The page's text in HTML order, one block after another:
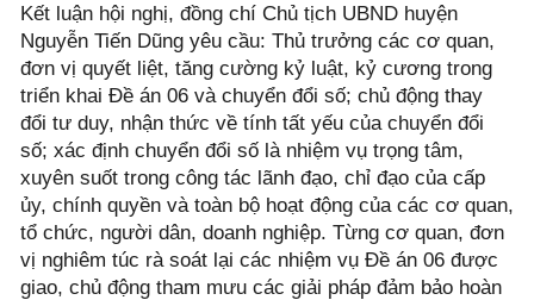
Kết luận hội nghị, đồng chí Chủ tịch UBND huyện
Nguyễn Tiến Dũng yêu cầu: Thủ trưởng các cơ quan,
đơn vị quyết liệt, tăng cường kỷ luật, kỷ cương trong
triển khai Đề án 06 và chuyển đổi số; chủ động thay
đổi tư duy, nhận thức về tính tất yếu của chuyển đổi
số; xác định chuyển đổi số là nhiệm vụ trọng tâm,
xuyên suốt trong công tác lãnh đạo, chỉ đạo của cấp
ủy, chính quyền và toàn bộ hoạt động của các cơ quan,
tổ chức, người dân, doanh nghiệp. Từng cơ quan, đơn
vị nghiêm túc rà soát lại các nhiệm vụ Đề án 06 được
giao, chủ động tham mưu các giải pháp đảm bảo hoàn